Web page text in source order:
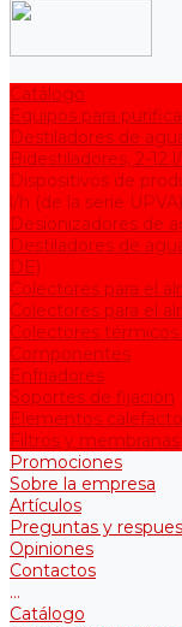
Catálogo
Equipos para
Destiladores de
Bidestiladores, 2-12
Dispositivos de
l/h (de la serie UPVA)
Desionizadores de
Destiladores de
DE)
Colectores para el
Colectores para el
Colectores
Componentes
Enfriadores
Soportes de fijación
Elementos
Filtros y membranas
Promociones
Sobre la empresa
Artículos
Preguntas y
Opiniones
Contactos
...
Catálogo